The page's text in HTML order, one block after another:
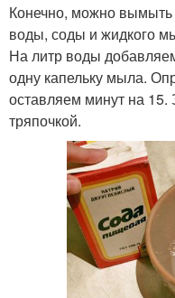
Конечно, можно
воды, соды и жидкого
На литр воды
одну капельку мыла.
оставляем минут на
тряпочкой.